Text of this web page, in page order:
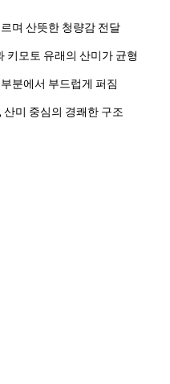
며 산뜻한 청량감 전달
키모토 유래의 산미가 균형
분에서 부드럽게 퍼짐
미 중심의 경쾌한 구조